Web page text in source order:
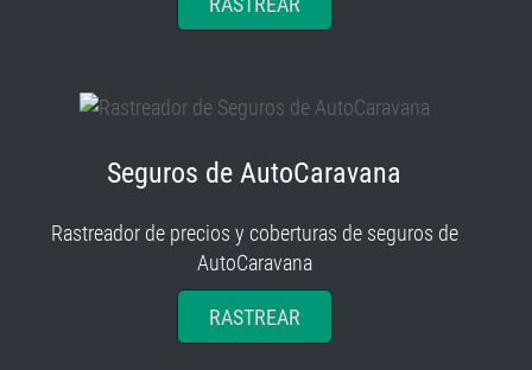
Seguros de AutoCaravana
Rastreador de precios y coberturas de seguros de
AutoCaravana
RASTREAR